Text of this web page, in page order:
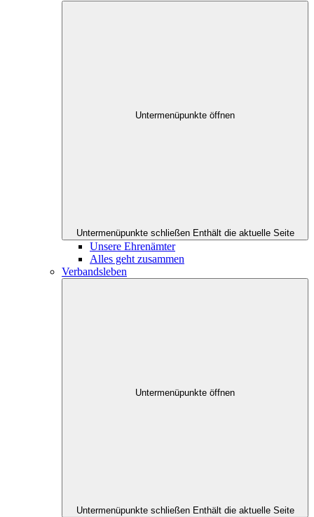
Untermenüpunkte öffnen
Untermenüpunkte schließen Enthält die aktuelle Seite
Unsere Ehrenämter
Alles geht zusammen
Verbandsleben
Untermenüpunkte öffnen
Untermenüpunkte schließen Enthält die aktuelle Seite